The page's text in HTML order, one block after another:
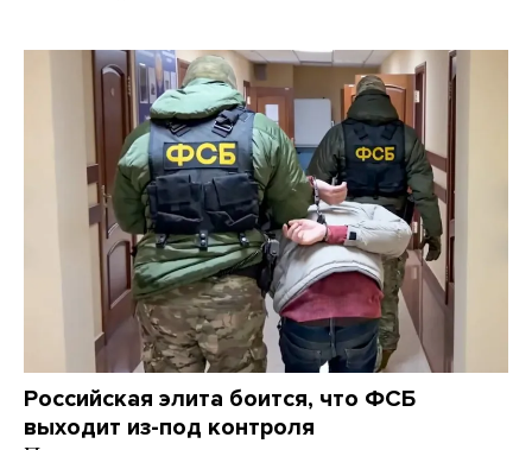
Российская элита боится, что ФСБ
выходит из-под контроля